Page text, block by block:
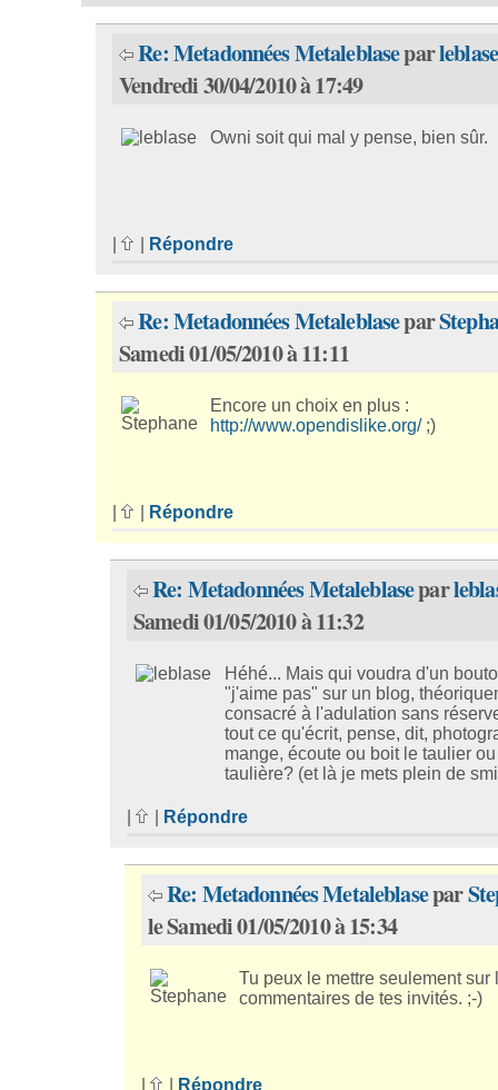
Re: Metadonnées Metaleblaseparleblase
Vendredi 30/04/2010 à 17:49
Owni soit qui mal y pense, bien sûr.
| Répondre
Re: Metadonnées Metaleblasepar
Samedi 01/05/2010 à 11:11
Encore un choix en plus :
http://www.opendislike.org/;)
| Répondre
Re: Metadonnées Metaleblasepar
Samedi 01/05/2010 à 11:32
Héhé... Mais qui voudra d'un
"j'aime pas" sur un blog,
consacré à l'adulation sans
tout ce qu'écrit, pense, dit,
mange, écoute ou boit le taulier
taulière? (et là je mets plein de
Répondre
Re: Metadonnées Metaleblasepar
le Samedi 01/05/2010 à 15:34
Tu peux le mettre seulement sur
commentaires de tes invités. ;-)
Répondre